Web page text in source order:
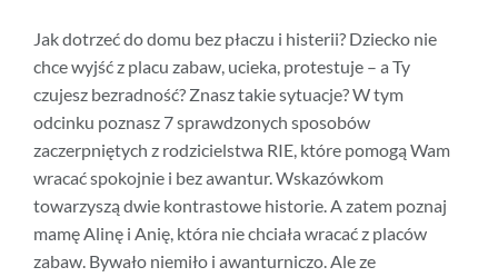
Jak dotrzeć do domu bez płaczu i histerii? Dziecko nie
chce wyjść z placu zabaw, ucieka, protestuje – a Ty
czujesz bezradność? Znasz takie sytuacje? W tym
odcinku poznasz 7 sprawdzonych sposobów
zaczerpniętych z rodzicielstwa RIE, które pomogą Wam
wracać spokojnie i bez awantur. Wskazówkom
towarzyszą dwie kontrastowe historie. A zatem poznaj
mamę Alinę i Anię, która nie chciała wracać z placów
zabaw. Bywało niemiło i awanturniczo. Ale ze